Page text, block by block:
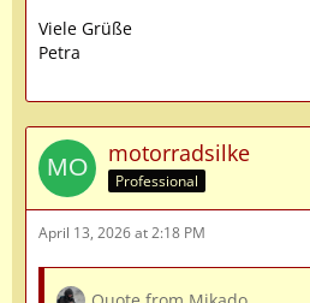
Viele Grüße
Petra
motorradsilke
Professional
April 13, 2026 at 2:18 PM